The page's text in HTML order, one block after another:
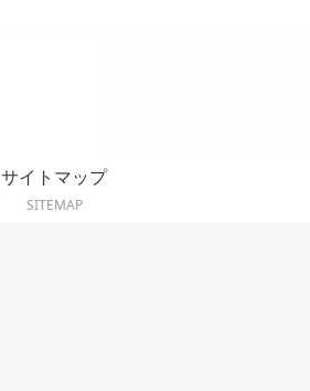
サイトマップ
SITEMAP